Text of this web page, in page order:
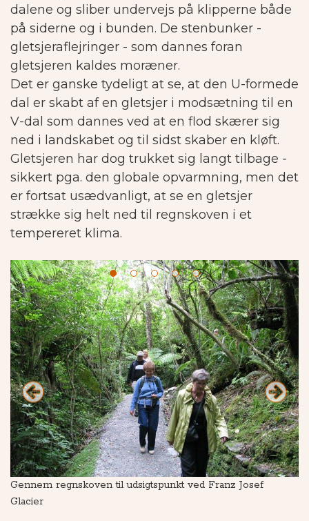
dalene og sliber undervejs på klipperne både
på siderne og i bunden. De stenbunker -
gletsjeraflejringer - som dannes foran
gletsjeren kaldes moræner.
Det er ganske tydeligt at se, at den U-formede
dal er skabt af en gletsjer i modsætning til en
V-dal som dannes ved at en flod skærer sig
ned i landskabet og til sidst skaber en kløft.
Gletsjeren har dog trukket sig langt tilbage -
sikkert pga. den globale opvarmning, men det
er fortsat usædvanligt, at se en gletsjer
strække sig helt ned til regnskoven i et
tempereret klima.
Gennem regnskoven til udsigtspunkt ved Franz Josef
Glacier